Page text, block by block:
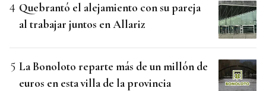
Quebrantó el alejamiento con su pareja
al trabajar juntos en Allariz
La Bonoloto reparte más de un millón de
euros en esta villa de la provincia